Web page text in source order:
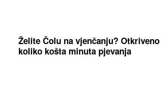
Želite Čolu na vjenčanju? Otkriveno
koliko košta minuta pjevanja